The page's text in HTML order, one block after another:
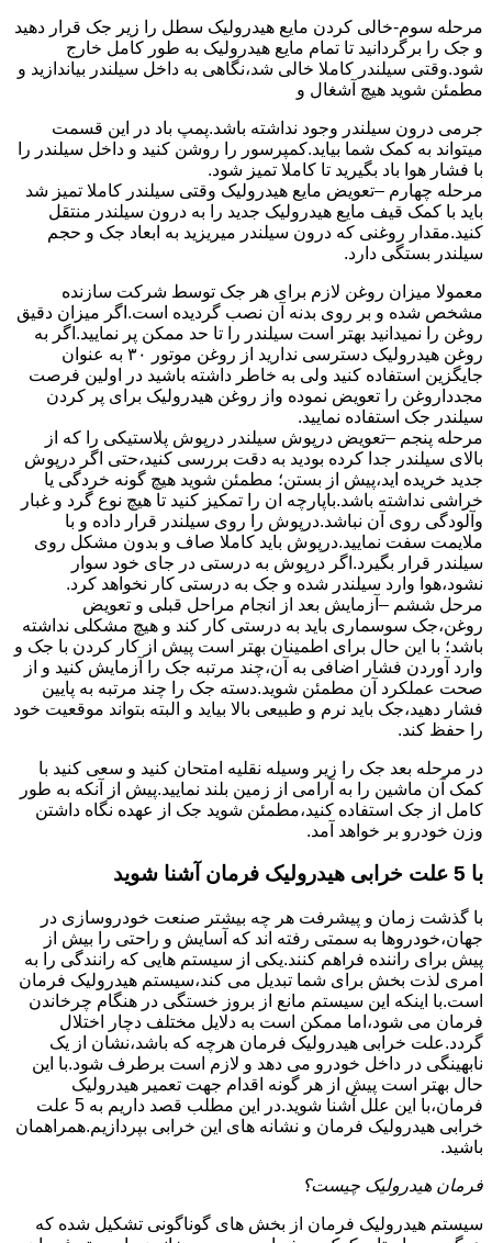
مرحله سوم-خالی کردن مایع هیدرولیک سطل را زیر جک قرار دهید
و جک را برگردانید تا تمام مایع هیدرولیک به طور کامل خارج
شود.وقتی سیلندر کاملا خالی شد،نگاهی به داخل سیلندر بیاندازید و
مطمئن شوید هیچ آشغال و
جرمی درون سیلندر وجود نداشته باشد.پمپ باد در این قسمت
میتواند به کمک شما بیاید.کمپرسور را روشن کنید و داخل سیلندر را
با فشار هوا باد بگیرید تا کاملا تمیز شود.
مرحله چهارم –تعویض مایع هیدرولیک وقتی سیلندر کاملا تمیز شد
باید با کمک قیف مایع هیدرولیک جدید را به درون سیلندر منتقل
کنید.مقدار روغنی که درون سیلندر میریزید به ابعاد جک و حجم
سیلندر بستگی دارد.
معمولا میزان روغن لازم برای هر جک توسط شرکت سازنده
مشخص شده و بر روی بدنه آن نصب گردیده است.اگر میزان دقیق
روغن را نمیدانید بهتر است سیلندر را تا حد ممکن پر نمایید.اگر به
روغن هیدرولیک دسترسی ندارید از روغن موتور ۳۰ به عنوان
جایگزین استفاده کنید ولی به خاطر داشته باشید در اولین فرصت
مجدداروغن را تعویض نموده واز روغن هیدرولیک برای پر کردن
سیلندر جک استفاده نمایید.
مرحله پنجم –تعویض درپوش سیلندر درپوش پلاستیکی را که از
بالای سیلندر جدا کرده بودید به دقت بررسی کنید،حتی اگر درپوش
جدید خریده اید،پیش از بستن؛ مطمئن شوید هیچ گونه خردگی یا
خراشی نداشته باشد.باپارچه ان را تمکیز کنید تا هیچ نوع گرد و غبار
وآلودگی روی آن نباشد.درپوش را روی سیلندر قرار داده و با
ملایمت سفت نمایید.درپوش باید کاملا صاف و بدون مشکل روی
سیلندر قرار بگیرد.اگر درپوش به درستی در جای خود سوار
نشود،هوا وارد سیلندر شده و جک به درستی کار نخواهد کرد.
مرحل ششم –آزمایش بعد از انجام مراحل قبلی و تعویض
روغن،جک سوسماری باید به درستی کار کند و هیچ مشکلی نداشته
باشد؛ با این حال برای اطمینان بهتر است پیش از کار کردن با جک و
وارد آوردن فشار اضافی به آن،چند مرتبه جک را آزمایش کنید و از
صحت عملکرد آن مطمئن شوید.دسته جک را چند مرتبه به پایین
فشار دهید،جک باید نرم و طبیعی بالا بیاید و البته بتواند موقعیت خود
را حفظ کند.
در مرحله بعد جک را زیر وسیله نقلیه امتحان کنید و سعی کنید با
کمک آن ماشین را به آرامی از زمین بلند نمایید.پیش از آنکه به طور
کامل از جک استفاده کنید،مطمئن شوید جک از عهده نگاه داشتن
وزن خودرو بر خواهد آمد.
با 5 علت خرابی هیدرولیک فرمان آشنا شوید
با گذشت زمان و پیشرفت هر چه بیشتر صنعت خودروسازی در
جهان،خودروها به سمتی رفته اند که آسایش و راحتی را بیش از
پیش برای راننده فراهم کنند.یکی از سیستم هایی که رانندگی را به
امری لذت بخش برای شما تبدیل می کند،سیستم هیدرولیک فرمان
است.با اینکه این سیستم مانع از بروز خستگی در هنگام چرخاندن
فرمان می شود،اما ممکن است به دلایل مختلف دچار اختلال
گردد.علت خرابی هیدرولیک فرمان هرچه که باشد،نشان از یک
نابهینگی در داخل خودرو می دهد و لازم است برطرف شود.با این
حال بهتر است پیش از هر گونه اقدام جهت تعمیر هیدرولیک
فرمان،با این علل آشنا شوید.در این مطلب قصد داریم به 5 علت
خرابی هیدرولیک فرمان و نشانه های این خرابی بپردازیم.همراهمان
باشید.
فرمان هیدرولیک چیست؟
سیستم هیدرولیک فرمان از بخش های گوناگونی تشکیل شده که